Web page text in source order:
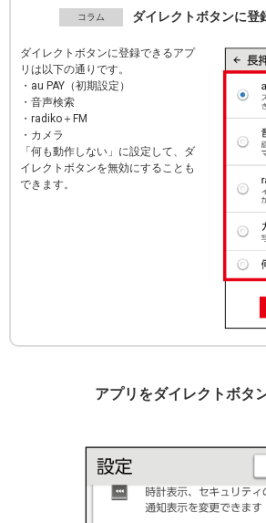
ダイレクトボタンに登
ダイレクトボタンに登録できるアプ
リは以下の通りです。
・au PAY（初期設定）
・音声検索
・radiko＋FM
・カメラ
「何も動作しない」に設定して、ダ
イレクトボタンを無効にすることも
できます。
アプリをダイレクトボタ